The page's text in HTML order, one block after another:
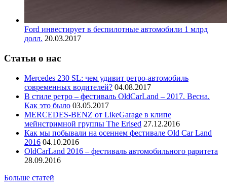
Ford инвестирует в беспилотные автомобили 1 млрд
долл. 20.03.2017
Статьи о нас
Mercedes 230 SL: чем удивит ретро-автомобиль
современных водителей? 04.08.2017
В стиле ретро – фестиваль OldCarLand – 2017. Весна.
Как это было 03.05.2017
MERCEDES-BENZ от LikeGarage в клипе
мейнстримной группы The Erised 27.12.2016
Как мы побывали на осеннем фестивале Old Car Land
2016 04.10.2016
OldCarLand 2016 – фестиваль автомобильного раритета
28.09.2016
Больше статей